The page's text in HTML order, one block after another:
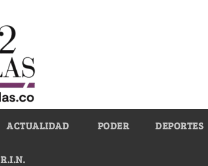
ACTUALIDAD PODER DEPORTES
R.I.N.